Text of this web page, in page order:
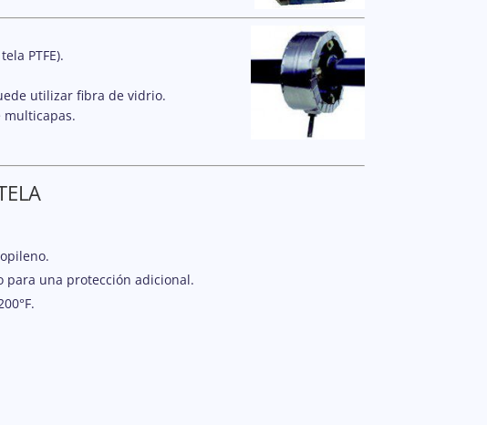
PTFE).
utilizar fibra de vidrio.
multicapas.
una protección adicional.